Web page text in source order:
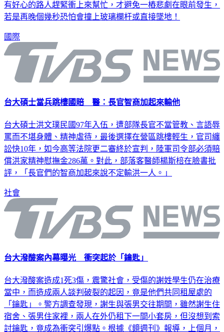
有好心的路人趕緊衝上來幫忙，才避免一樁悲劇在眼前發生，
若是再晚個幾秒恐怕會撞上玻璃欄杆或直接墜地！
國際
台大碩士當兵跳樓國賠 醫：長官智商加起來輸他
台大碩士洪文璞民國97年入伍，遭部隊長官不當管教、言語辱
罵而不堪身體、精神虐待，最後選擇在營區跳樓輕生，官司纏
訟快10年，如今高等法院更二審終於宣判，陸軍司令部必須賠
償洪家精神慰撫金286萬。對此，部落客醫師楊斯棓在臉書批
評，「長官們的智商加起來說不定輸洪一人。」
社會
台大潑酸案內幕曝光 衝突起於「鑰匙」
台大潑酸案造成1死3傷，震驚社會，受傷的謝姓學生仍在治療
當中，而造成兩人談判破裂的起因，竟是他們共同租屋處的
「鑰匙」。警方調查發現，謝生與張男交往期間，雖然謝生住
宿舍、張男住家裡，兩人在外仍租下一間小套房，但沒想到索
討鑰匙，竟成為衝突引爆點。根據《鏡週刊》報導，上個月，